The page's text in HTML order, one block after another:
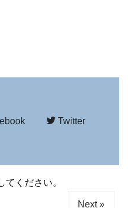
Twitter
ください。
Next »